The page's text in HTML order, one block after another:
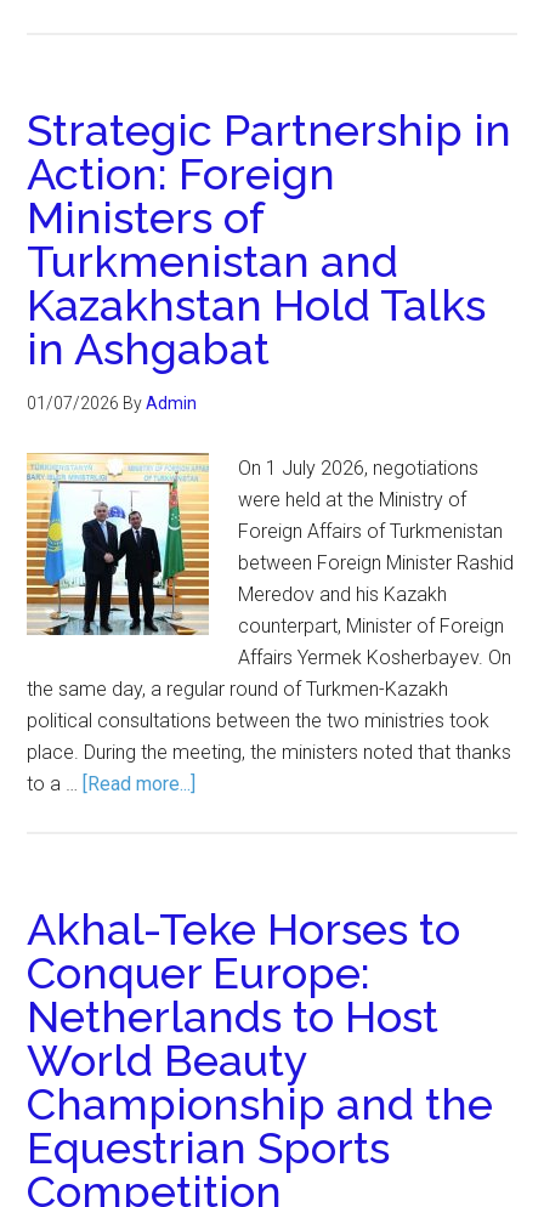
Strategic Partnership in
Action: Foreign
Ministers of
Turkmenistan and
Kazakhstan Hold Talks
in Ashgabat
01/07/2026 ByAdmin
On 1 July 2026, negotiations
were held at the Ministry of
Foreign Affairs of Turkmenistan
between Foreign Minister Rashid
Meredov and his Kazakh
counterpart, Minister of Foreign
Affairs Yermek Kosherbayev. On
the same day, a regular round of Turkmen-Kazakh
political consultations between the two ministries took
place. During the meeting, the ministers noted that thanks
to a … [Read more...]
Akhal-Teke Horses to
Conquer Europe:
Netherlands to Host
World Beauty
Championship and the
Equestrian Sports
Competition